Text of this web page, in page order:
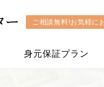
ご相談無料!お気軽に
身元保証プラン